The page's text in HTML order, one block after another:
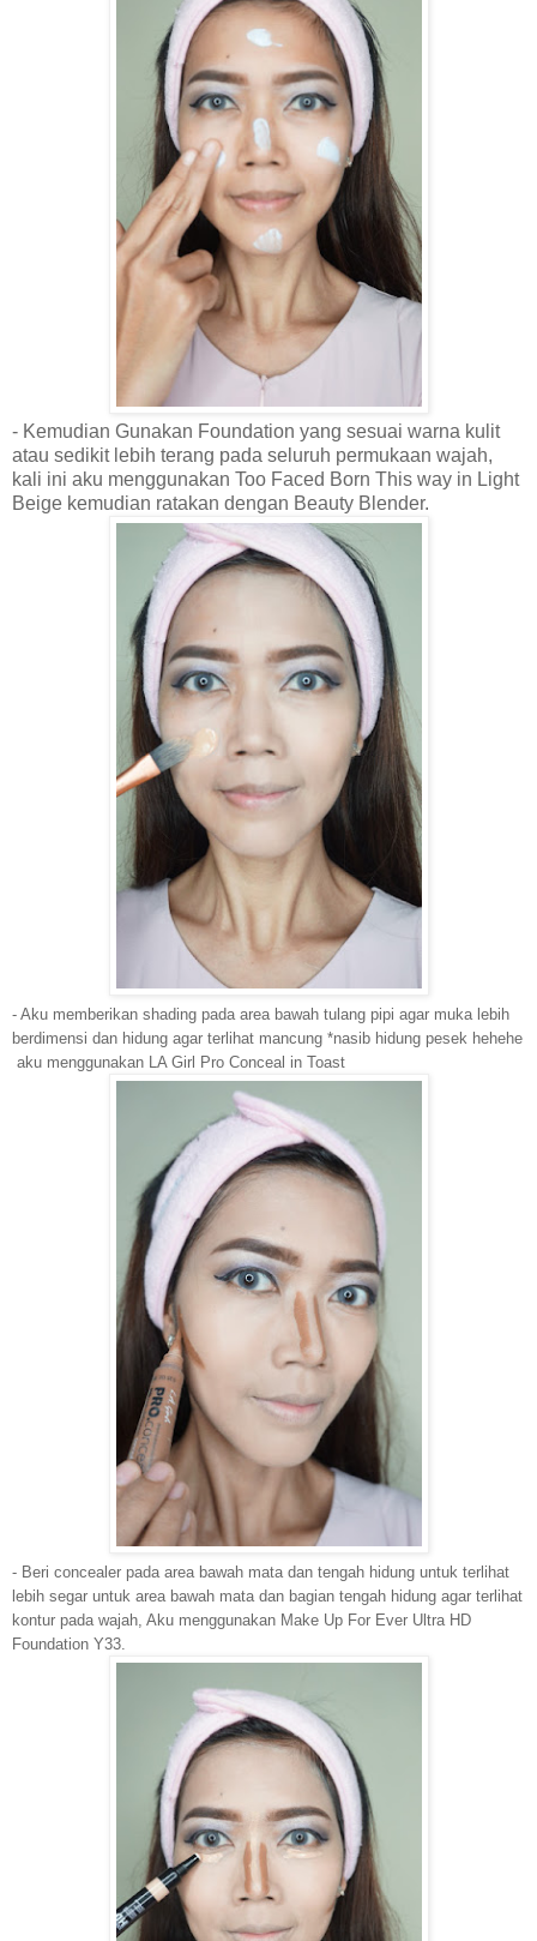
- Kemudian Gunakan Foundation yang sesuai warna kulit
atau sedikit lebih terang pada seluruh permukaan wajah,
kali ini aku menggunakan Too Faced Born This way in Light
Beige kemudian ratakan dengan Beauty Blender.
- Aku memberikan shading pada area bawah tulang pipi agar muka lebih
berdimensi dan hidung agar terlihat mancung *nasib hidung pesek hehehe
aku menggunakan LA Girl Pro Conceal in Toast
- Beri concealer pada area bawah mata dan tengah hidung untuk terlihat
lebih segar untuk area bawah mata dan bagian tengah hidung agar terlihat
kontur pada wajah, Aku menggunakan Make Up For Ever Ultra HD
Foundation Y33.